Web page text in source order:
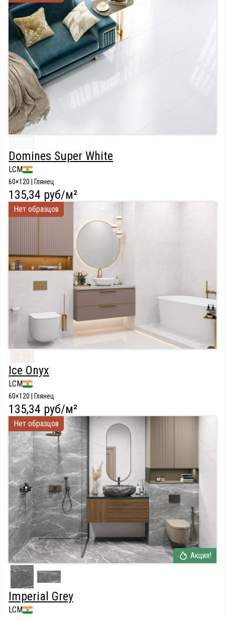
Domines Super White
LCM
60×120 | Глянец
135,34 руб/м²
Нет образцов
Ice Onyx
LCM
60×120 | Глянец
135,34 руб/м²
Нет образцов
Акция!
Imperial Grey
LCM